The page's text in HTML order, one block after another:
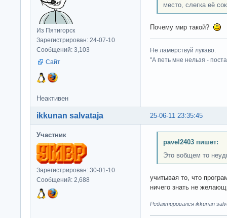
Из Пятигорск
Зарегистрирован: 24-07-10
Сообщений: 3,103
Сайт
место, слегка её
Почему мир такой?
Не ламерствуй лукаво.
"А петь мне нельзя -
Неактивен
25-06-11 23:35:45
ikkunan salvataja
Участник
Зарегистрирован: 30-01-10
Сообщений: 2,688
pavel2403 пишет:
Это вобщем то
учитывая то, что
ничего знать не
Редактировался ikkunan